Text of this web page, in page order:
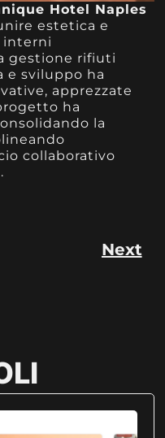
Hotel Naples
estetica e
interni
gestione rifiuti
e sviluppo ha
apprezzate
ha
la
collaborativo
Next